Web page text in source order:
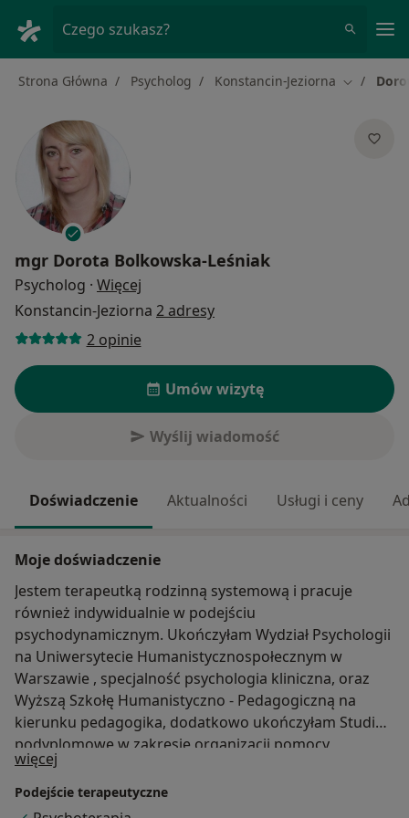
Czego szukasz?
Strona Główna Psycholog Konstancin-Jeziorna Zmień
mgr Dorota Bolkowska-Leśniak
Psycholog · Więcej
Konstancin-Jeziorna 2 adresy
2 opinie
Umów wizytę
Wyślij wiadomość
Doświadczenie Aktualności Usługi i ceny
Moje doświadczenie
Jestem terapeutką rodzinną systemową i pracuje
również indywidualnie w podejściu
psychodynamicznym. Ukończyłam Wydział Psychologii
na Uniwersytecie Humanistycznospołecznym w
Warszawie , specjalność psychologia kliniczna, oraz
Wyższą Szkołę Humanistyczno - Pedagogiczną na
kierunku pedagogika, dodatkowo ukończyłam Studia
podyplomowe w zakresie organizacji pomocy
społecznej na Uniwersytecie Warszawskim oraz
Studium Profilaktyki Uzależnień w ramach rocznego
cyklu treningów i warsztatów psychologicznych.
więcej
Podejście terapeutyczne